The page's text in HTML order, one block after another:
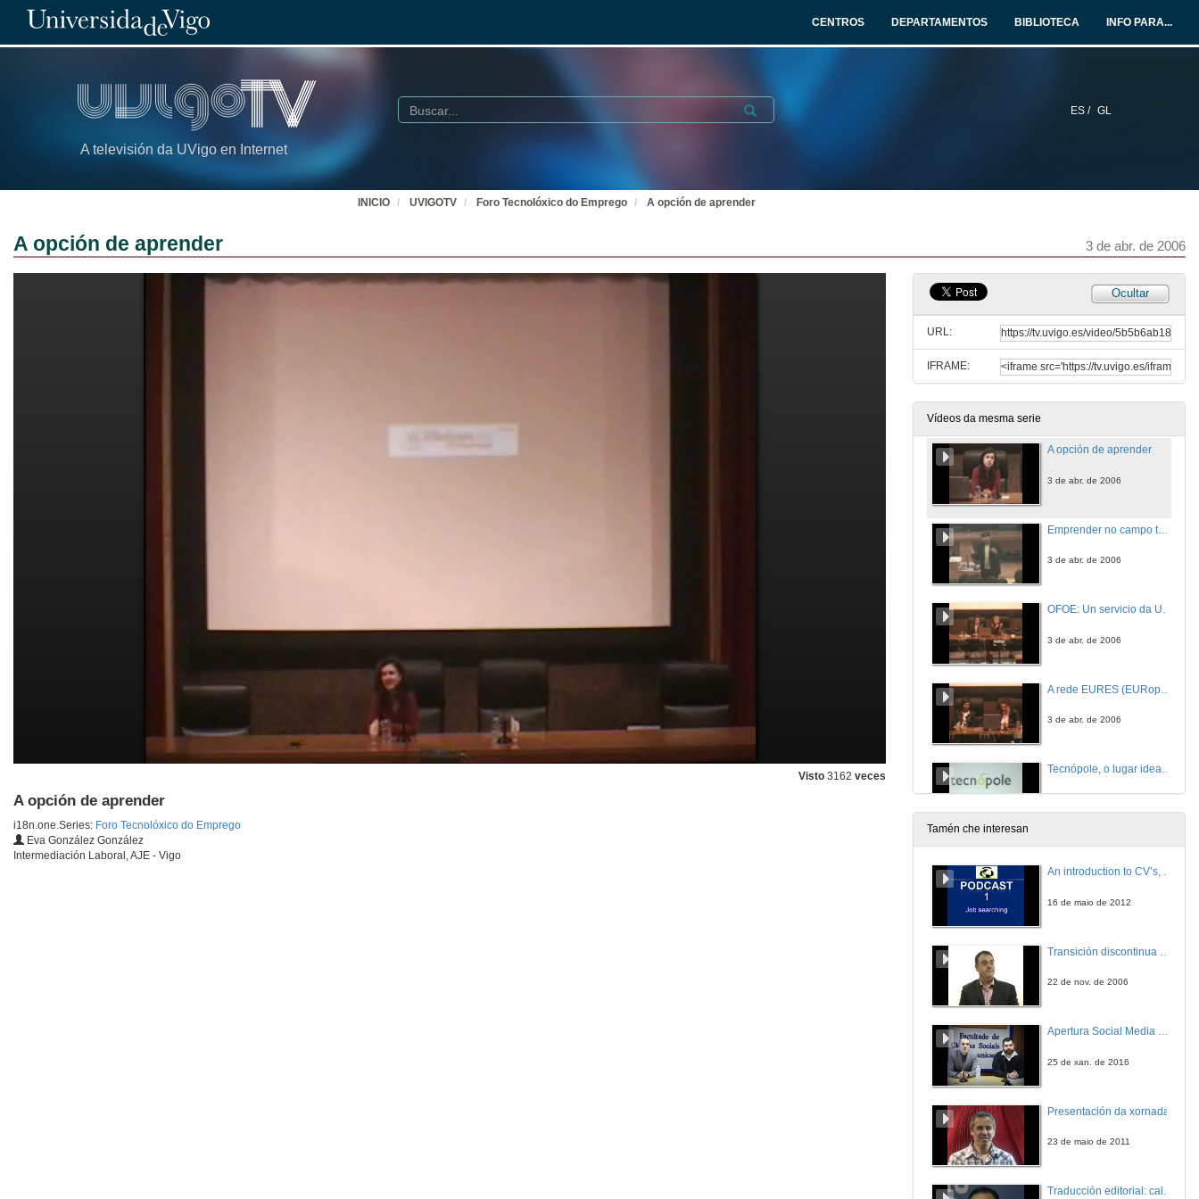
CENTROS DEPARTAMENTOS BIBLIOTECA INFO PARA...
A televisión da UVigo en Internet
ES / GL
Buscar Submit
INICIO UVIGOTV Foro Tecnolóxico do Emprego A opción de aprender
A opción de aprender 3 de abr. de 2006
Visto 3162 veces
A opción de aprender
i18n.one.Series: Foro Tecnolóxico do Emprego
Eva González González
Intermediación Laboral, AJE - Vigo
Ocultar
URL:
IFRAME:
Vídeos da mesma serie
A opción de aprender
3 de abr. de 2006
3 de abr. de 2006
OFOE: Un servicio da Universidade para o asesoramento e apoio na inserción laboral dos universitarios
3 de abr. de 2006
3 de abr. de 2006
Tecnópole, o lugar ideal para innovar en Galicia
Cisco Systems, Inc., líder mundial en infraestructuras de redes para Internet
4 de abr. de 2006
Tamén che interesan
An introduction to CV’s, letters, and job searching
16 de maio de 2012
22 de nov. de 2006
Apertura Social Media Day 2016
25 de xan. de 2016
Presentación da xornada
23 de maio de 2011
Traducción editorial: calidade e xestión de proxectos